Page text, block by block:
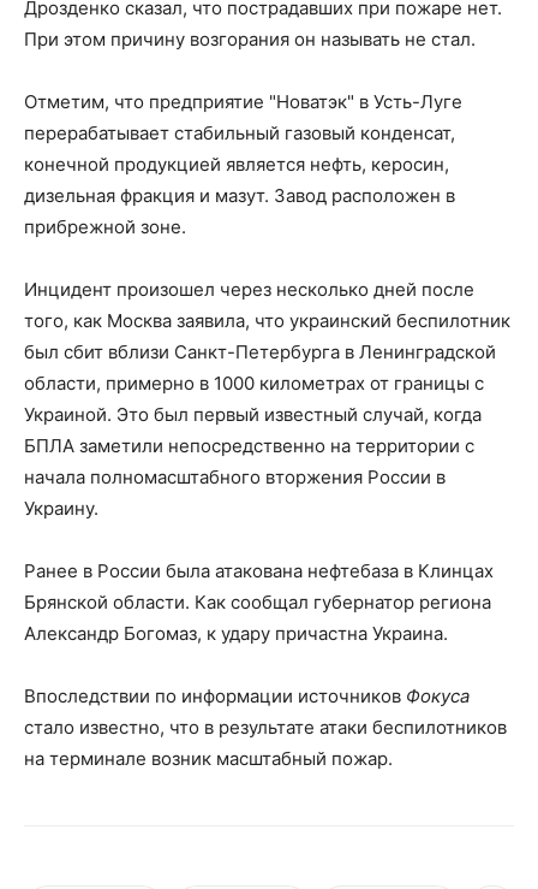
Дрозденко сказал, что пострадавших при пожаре нет.
При этом причину возгорания он называть не стал.
Отметим, что предприятие "Новатэк" в Усть-Луге
перерабатывает стабильный газовый конденсат,
конечной продукцией является нефть, керосин,
дизельная фракция и мазут. Завод расположен в
прибрежной зоне.
Инцидент произошел через несколько дней после
того, как Москва заявила, что украинский беспилотник
был сбит вблизи Санкт-Петербурга в Ленинградской
области, примерно в 1000 километрах от границы с
Украиной. Это был первый известный случай, когда
БПЛА заметили непосредственно на территории с
начала полномасштабного вторжения России в
Украину.
Ранее в России была атакована нефтебаза в Клинцах
Брянской области. Как сообщал губернатор региона
Александр Богомаз, к удару причастна Украина.
Впоследствии по информации источников Фокуса
стало известно, что в результате атаки беспилотников
на терминале возник масштабный пожар.